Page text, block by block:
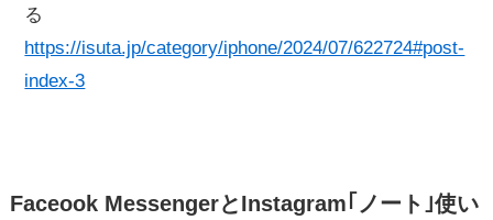
る
https://isuta.jp/category/iphone/2024/07/622724#post-
index-3
Faceook MessengerとInstagram｢ノート｣使い